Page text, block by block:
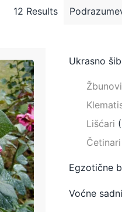
12 Results
Ukrasno
Lišćari
Egzotične
Voćne